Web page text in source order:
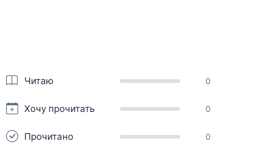
Читаю 0
Хочу прочитать 0
Прочитано 0